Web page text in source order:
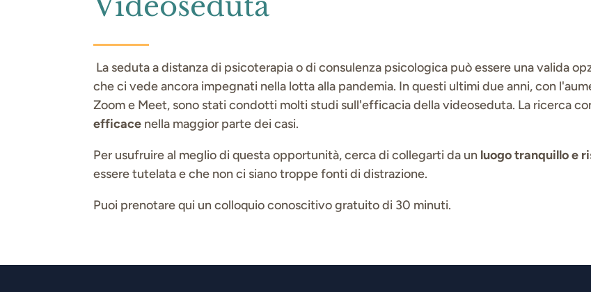
La seduta a distanza di psicoterapia o di consulenza psicologica può essere una valida
che ci vede ancora impegnati nella lotta alla pandemia. In questi ultimi due anni, con
Zoom e Meet, sono stati condotti molti studi sull'efficacia della videoseduta. La ricerca
efficace nella maggior parte dei casi.
Per usufruire al meglio di questa opportunità, cerca di collegarti da un luogo tranquillo e
essere tutelata e che non ci siano troppe fonti di distrazione.
Puoi prenotare qui un colloquio conoscitivo gratuito di 30 minuti.